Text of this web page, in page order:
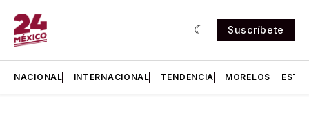
Suscríbete
NACIONAL INTERNACIONAL TENDENCIA MORELOS